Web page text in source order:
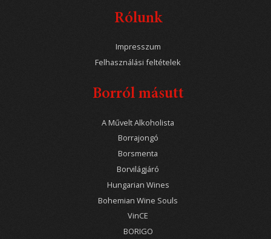
Rólunk
Impresszum
Felhasználási feltételek
Borról másutt
A Művelt Alkoholista
Borrajongó
Borsmenta
Borvilágjáró
Hungarian Wines
Bohemian Wine Souls
VinCE
BORIGO